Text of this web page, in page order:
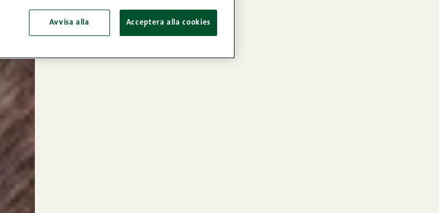
Avvisa alla Acceptera alla cookies